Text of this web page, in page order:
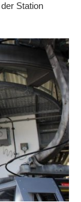
Station